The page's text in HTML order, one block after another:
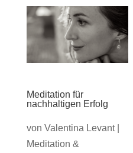
Meditation für
nachhaltigen Erfolg
von Valentina Levant|
Meditation &